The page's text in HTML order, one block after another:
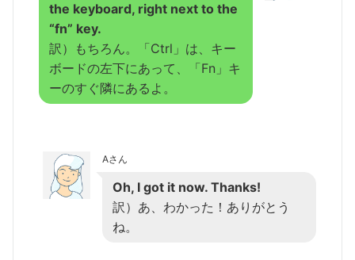
the keyboard, right next to the
“fn” key.
訳）もちろん。「Ctrl」は、キー
ボードの左下にあって、「Fn」キ
ーのすぐ隣にあるよ。
Aさん
Oh, I got it now. Thanks!
訳）あ、わかった！ありがとう
ね。